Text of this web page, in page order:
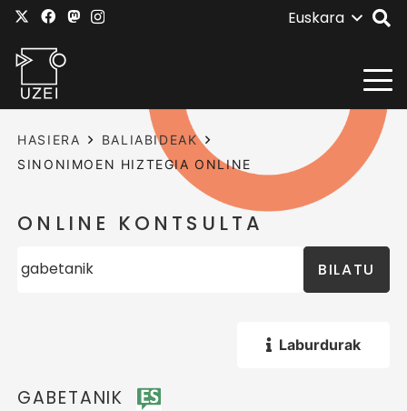
Euskara
HASIERA
BALIABIDEAK
SINONIMOEN HIZTEGIA ONLINE
ONLINE KONTSULTA
BILATU
Laburdurak
GABETANIK